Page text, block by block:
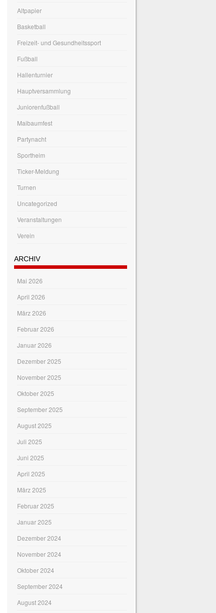
Altpapier
Basketball
Freizeit- und Gesundheitssport
Fußball
Hallenturnier
Hauptversammlung
Juniorenfußball
Maibaumfest
Partynacht
Sportheim
Ticker-Meldung
Turnen
Uncategorized
Veranstaltungen
Verein
ARCHIV
Mai 2026
April 2026
März 2026
Februar 2026
Januar 2026
Dezember 2025
November 2025
Oktober 2025
September 2025
August 2025
Juli 2025
Juni 2025
April 2025
März 2025
Februar 2025
Januar 2025
Dezember 2024
November 2024
Oktober 2024
September 2024
August 2024